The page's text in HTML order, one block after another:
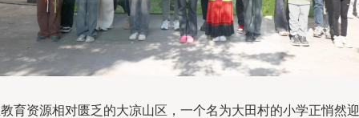
育资源相对匮乏的大凉山区，一个名为大田村的小学正悄然迎